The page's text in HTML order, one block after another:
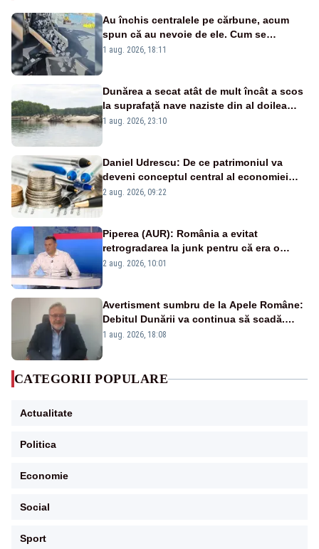
Au închis centralele pe cărbune, acum
spun că au nevoie de ele. Cum se
pasează vina în plină criză energetică
1 aug. 2026, 18:11
Dunărea a secat atât de mult încât a scos
la suprafață nave naziste din al doilea
război mondial
1 aug. 2026, 23:10
Daniel Udrescu: De ce patrimoniul va
deveni conceptul central al economiei
viitoare?
2 aug. 2026, 09:22
Piperea (AUR): România a evitat
retrogradarea la junk pentru că era o
catastrofă pentru bănci și fondurile de
2 aug. 2026, 10:01
Avertisment sumbru de la Apele Române:
Debitul Dunării va continua să scadă.
Cernavodă s-ar putea închide în 4 zile
1 aug. 2026, 18:08
CATEGORII POPULARE
Actualitate
Politica
Economie
Social
Sport